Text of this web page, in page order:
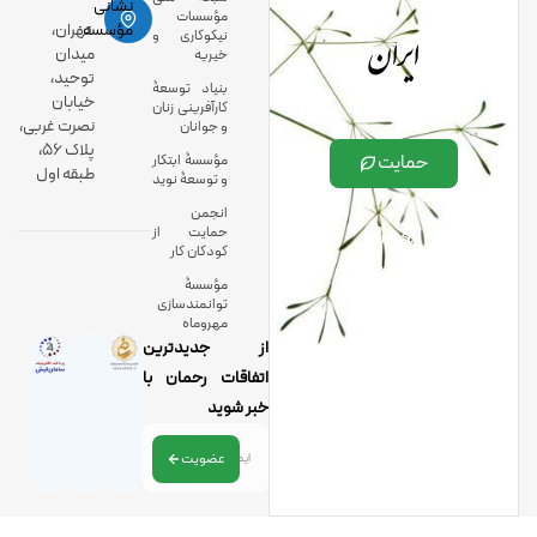
ایران
حمایت
مؤسسات
نیکوکاری و
خیریه
بنیاد توسعۀ
کارآفرینی زنان
و جوانان
مؤسسۀ ابتکار
و توسعۀ نوید
انجمن
حمایت از
کودکان کار
مؤسسۀ
توانمندسازی
مهروماه
نشانی
مؤسسه:تهران،
میدان
توحید،
خیابان
نصرت غربی،
پلاک 56،
طبقه اول
از جدیدترین
اتفاقات رحمان با
خبر شوید
عضویت